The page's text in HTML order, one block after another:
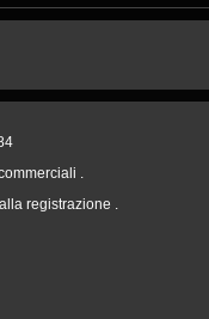
.
registrazione .